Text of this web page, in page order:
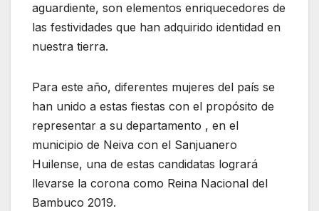
aguardiente, son elementos enriquecedores de
las festividades que han adquirido identidad en
nuestra tierra.
Para este año, diferentes mujeres del país se
han unido a estas fiestas con el propósito de
representar a su departamento , en el
municipio de Neiva con el Sanjuanero
Huilense, una de estas candidatas logrará
llevarse la corona como Reina Nacional del
Bambuco 2019.